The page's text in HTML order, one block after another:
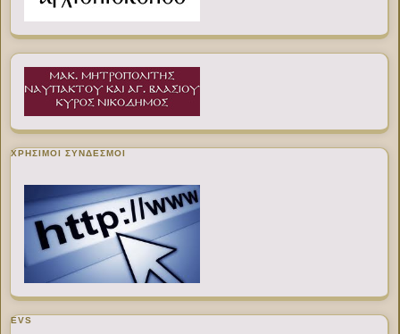
ΧΡΉΣΙΜΟΙ ΣΎΝΔΕΣΜΟΙ
EVS